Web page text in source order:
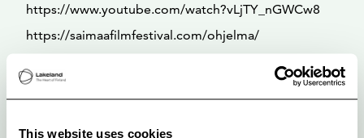
This website uses cookies
https://www.youtube.com/watch?vLjTY_nGWCw8
https://saimaafilmfestival.com/ohjelma/